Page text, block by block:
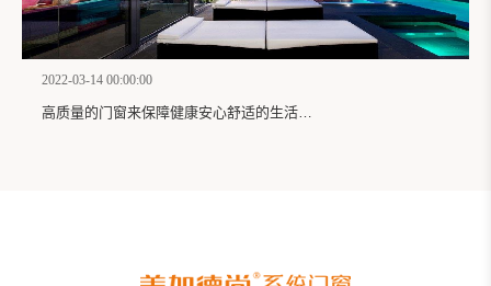
2022-03-14 00:00:00
高质量的门窗来保障健康安心舒适的生活，美加德尚门窗能满足当下高标准要求